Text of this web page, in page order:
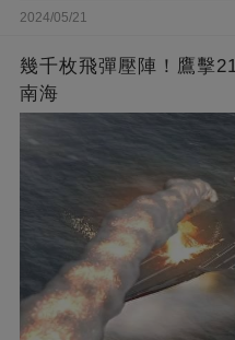
2024/05/21
幾千枚飛彈壓陣！鷹擊
南海